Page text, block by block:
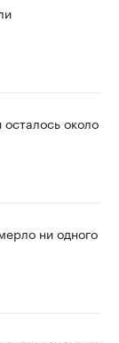
осталось около
ни одного